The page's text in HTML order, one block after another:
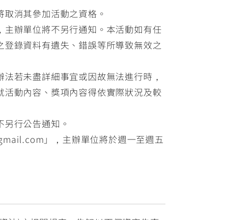
消其參加活動之資格。
辦單位將不另行通知。本活動如有任
錄資料有遺失、錯誤等所導致無效之
若未盡詳細事宜或因故無法進行時，
動內容、獎項內容得依實際狀況及較
行公告通知。
」，主辦單位將於週一至週五